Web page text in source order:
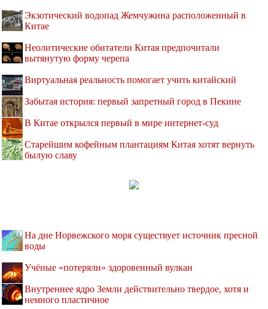
Экзотический водопад Жемчужина расположенный в
Китае
Неолитические обитатели Китая предпочитали
вытянутую форму черепа
Виртуальная реальность помогает учить китайский
Забытая история: первый запретный город в Пекине
В Китае открылся первый в мире интернет-суд
Старейшим кофейным плантациям Китая хотят вернуть
былую славу
На дне Норвежского моря существует источник пресной
воды
Учёные «потеряли» здоровенный вулкан
Внутреннее ядро Земли действительно твердое, хотя и
немного пластичное